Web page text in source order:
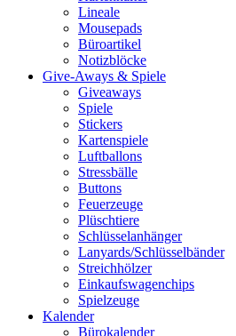
Lineale
Mousepads
Büroartikel
Notizblöcke
Give-Aways & Spiele
Giveaways
Spiele
Stickers
Kartenspiele
Luftballons
Stressbälle
Buttons
Feuerzeuge
Plüschtiere
Schlüsselanhänger
Lanyards/Schlüsselbänder
Streichhölzer
Einkaufswagenchips
Spielzeuge
Kalender
Bürokalender